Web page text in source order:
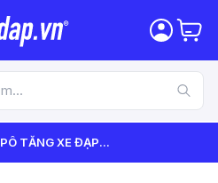
PÔ TĂNG XE ĐẠP...